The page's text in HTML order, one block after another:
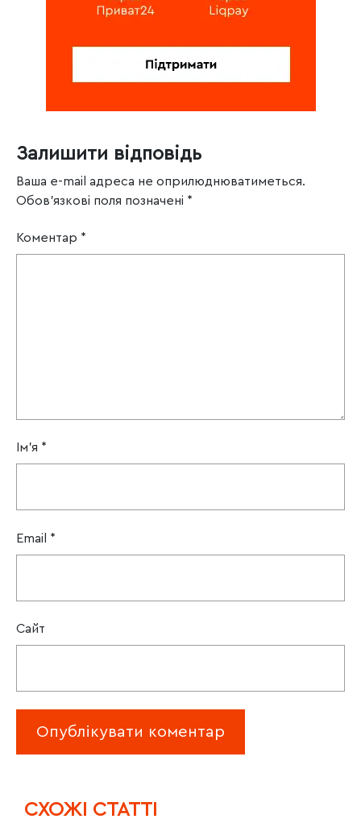
Залишити відповідь
Ваша e-mail адреса не оприлюднюватиметься.
Обов’язкові поля позначені *
Коментар *
Ім'я *
Email *
Сайт
CХОЖІ СТАТТІ